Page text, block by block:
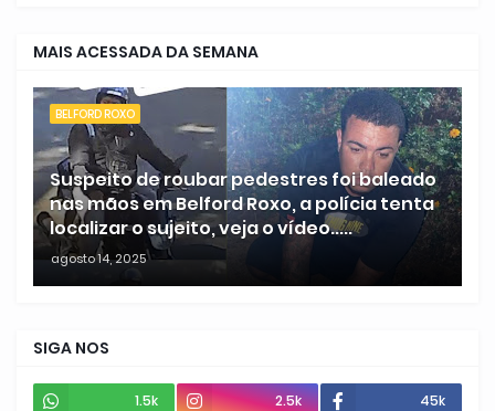
MAIS ACESSADA DA SEMANA
BELFORD ROXO
Suspeito de roubar pedestres foi baleado
nas mãos em Belford Roxo, a polícia tenta
localizar o sujeito, veja o vídeo.....
agosto 14, 2025
SIGA NOS
1.5k 2.5k 45k